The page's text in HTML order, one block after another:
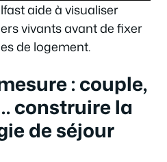
aide à visualiser
vivants avant de fixer
de logement.
: couple,
construire la
de séjour